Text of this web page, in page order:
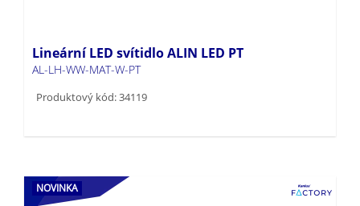
Lineární LED svítidlo ALIN LED PT
AL-LH-WW-MAT-W-PT
Produktový kód: 34119
NOVINKA